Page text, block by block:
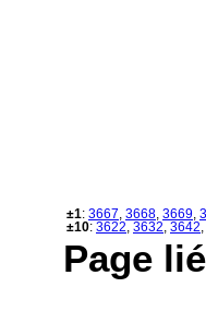
±1: 3667 3668 3669
±10: 3622 3632 3642
Page